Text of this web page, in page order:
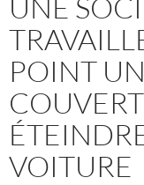
POINT
VOITURE